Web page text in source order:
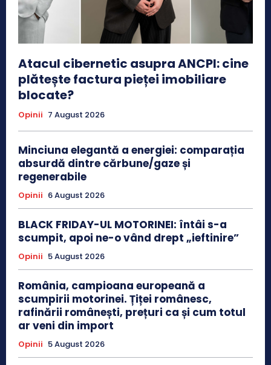
Atacul cibernetic asupra ANCPI: cine
plătește factura pieței imobiliare
blocate?
Opinii 7 August 2026
Minciuna elegantă a energiei: comparația
absurdă dintre cărbune/gaze și
regenerabile
Opinii 6 August 2026
BLACK FRIDAY-UL MOTORINEI: întâi s-a
scumpit, apoi ne-o vând drept „ieftinire”
Opinii 5 August 2026
România, campioana europeană a
scumpirii motorinei. Țiței românesc,
rafinării românești, prețuri ca și cum totul
ar veni din import
Opinii 5 August 2026